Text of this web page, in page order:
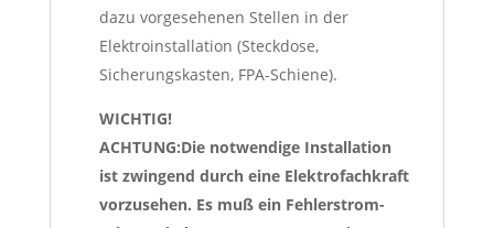
dazu vorgesehenen Stellen in der
Elektroinstallation (Steckdose,
Sicherungskasten, FPA-Schiene).
WICHTIG!
ACHTUNG:Die notwendige Installation
ist zwingend durch eine Elektrofachkraft
vorzusehen. Es muß ein Fehlerstrom-